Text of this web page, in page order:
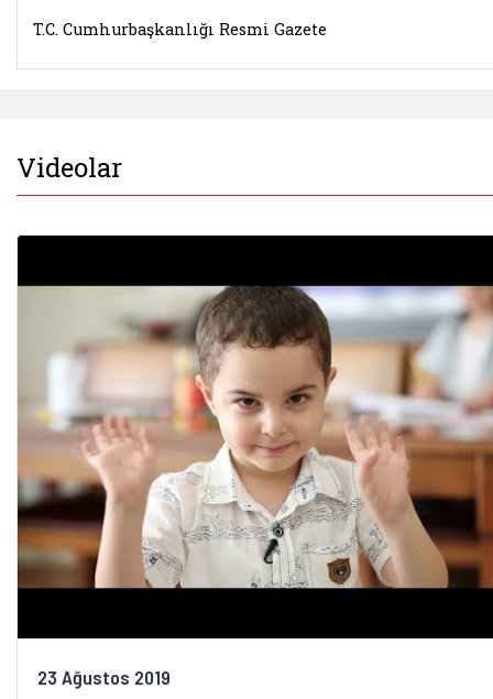
T.C. Cumhurbaşkanlığı Resmi Gazete
Videolar
23 Ağustos 2019